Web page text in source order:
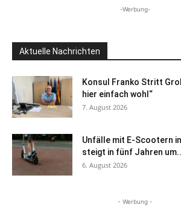
-Werbung-
Aktuelle Nachrichten
Konsul Franko Stritt
hier einfach wohl“
7. August 2026
Unfälle mit E-Scootern
steigt in fünf Jahren
6. August 2026
- Werbung -